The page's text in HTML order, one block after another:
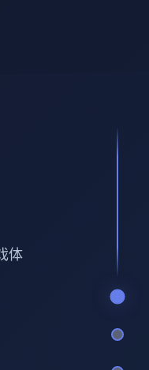
体